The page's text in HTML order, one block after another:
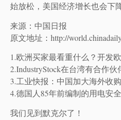
始放松，美国经济增长也会下
来源：中国日报
原文地址：http://
1.欧洲买家最看重什么？开发
2.IndustryStock在台湾有合作伙
3.工业快报：中国加大海外收
4.德国人85年前编制的用电安
我们见到默克尔了！